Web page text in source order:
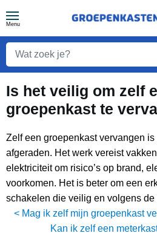
Menu
Is het veilig om zelf
groepenkast te
Zelf een groepenkast vervangen
afgeraden. Het werk vereist
elektriciteit om risico’s op brand,
voorkomen. Het is beter om een
schakelen die veilig en volgens de
< Mag ik zelf mijn groepenkast
Kan ik zelf een